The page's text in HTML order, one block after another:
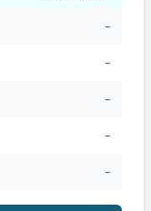
-
-
-
-
-